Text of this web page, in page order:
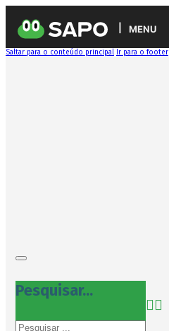
MENU
Saltar para o conteúdo principal Ir para o footer
Pesquisar...
Pesquisar